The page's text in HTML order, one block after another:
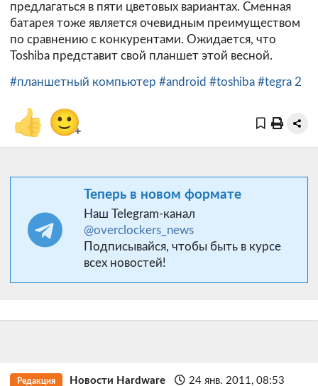
предлагаться в пяти цветовых вариантах. Сменная
батарея тоже является очевидным преимуществом
по сравнению с конкурентами. Ожидается, что
Toshiba представит свой планшет этой весной.
#планшетный компьютер #android #toshiba #tegra 2
👍 🙂+
Теперь в новом формате
Наш Telegram-канал
@overclockers_news
Подписывайся, чтобы быть в курсе
всех новостей!
Редакция Новости Hardware
24 янв. 2011, 08:53